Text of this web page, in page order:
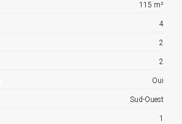
115 m²
4
2
2
Oui
Sud-Ouest
1